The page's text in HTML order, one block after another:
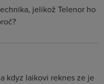
jelikož Telenor ho
kdyz laikovi reknes ze je